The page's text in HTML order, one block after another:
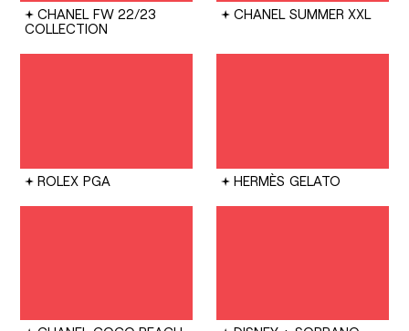
CHANEL FW 22/23
COLLECTION
CHANEL SUMMER XXL
ROLEX PGA HERMÈS GELATO